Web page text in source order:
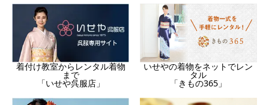
着付け教室からレンタル着物
まで
「いせや呉服店」
いせやの着物をネットでレン
タル
「きもの365」